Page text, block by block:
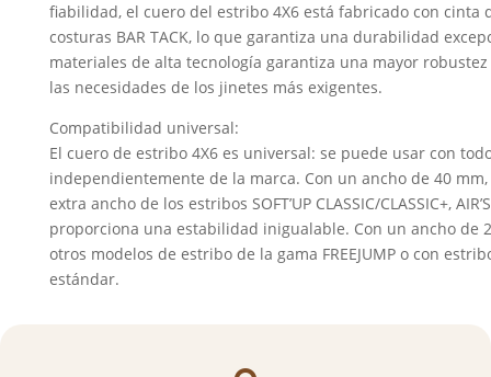
fiabilidad, el cuero del estribo 4X6 está fabricado con cinta
costuras BAR TACK, lo que garantiza una durabilidad
materiales de alta tecnología garantiza una mayor
las necesidades de los jinetes más exigentes.
Compatibilidad universal:
El cuero de estribo 4X6 es universal: se puede usar con
independientemente de la marca. Con un ancho de 40
extra ancho de los estribos SOFT’UP CLASSIC/CLASSIC+,
proporciona una estabilidad inigualable. Con un ancho de
otros modelos de estribo de la gama FREEJUMP o con
estándar.